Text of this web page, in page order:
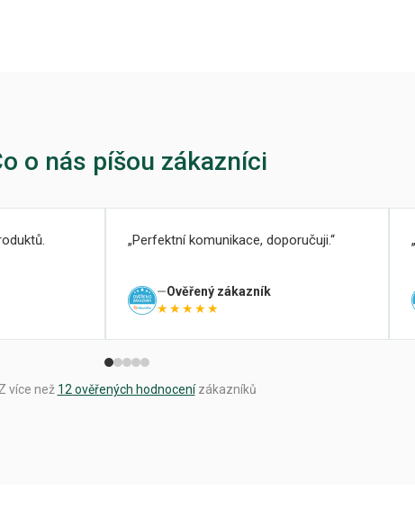
o nás píšou zákazníci
Perfektní komunikace, doporučuji.
Ověřený zákazník
★★★★★
Z více než 12 ověřených hodnocenízákazníků